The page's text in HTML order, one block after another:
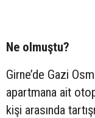
Ne olmuştu?
Girne’de Gazi
apartmana ait
kişi arasında